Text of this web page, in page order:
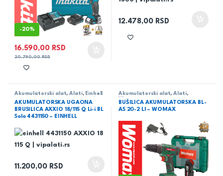
-20%
16.590,00 RSD
20.790,00RSD
12.478,00 RSD
Akumulatorski alat,Alati, Einhell
AKUMULATORSKA UGAONA
BRUSILICA AXXIO 18/115 Q Li-i BL
Solo 4431150 – EINHELL
11.200,00 RSD
Akumulatorski alat,Alati,
Womax
BUŠILICA AKUMULATORSKA BL-
AS 20-2 LI – WOMAX